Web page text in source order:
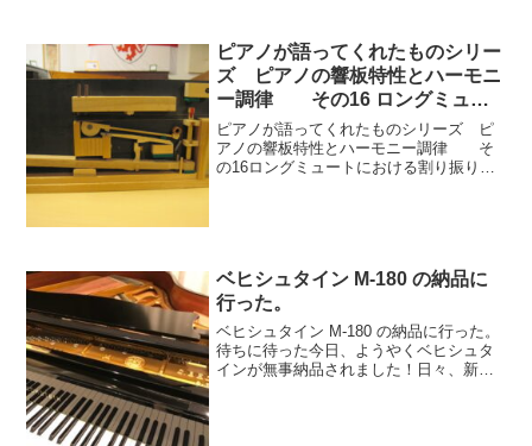
ピアノが語ってくれたものシリー
ズ ピアノの響板特性とハーモニ
ー調律 その16 ロングミュー
トにおける割り振りの盲点
ピアノが語ってくれたものシリーズ ピ
アノの響板特性とハーモニー調律 そ
の16ロングミュートにおける割り振りの
ベヒシュタイン M-180 の納品に
行った。
ベヒシュタイン M-180 の納品に行った。
待ちに待った今日、ようやくベヒシュタ
インが無事納品されました！日々、新た